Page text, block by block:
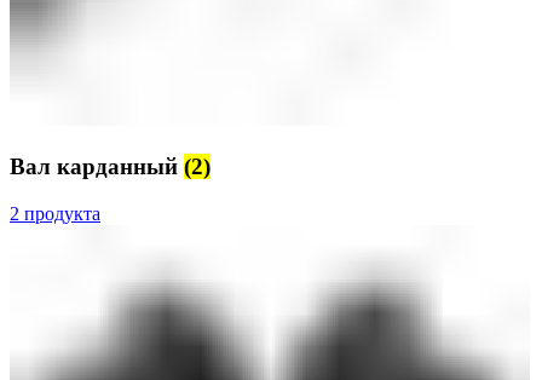
Вал карданный (2)
2 продукта